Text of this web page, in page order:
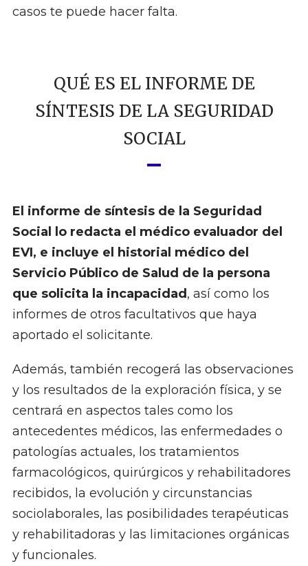
casos te puede hacer falta.
QUÉ ES EL INFORME DE
SÍNTESIS DE LA SEGURIDAD
SOCIAL
El informe de síntesis de la Seguridad
Social lo redacta el médico evaluador del
EVI, e incluye el historial médico del
Servicio Público de Salud de la persona
que solicita la incapacidad , así como los
informes de otros facultativos que haya
aportado el solicitante.
Además, también recogerá las observaciones
y los resultados de la exploración física, y se
centrará en aspectos tales como los
antecedentes médicos, las enfermedades o
patologías actuales, los tratamientos
farmacológicos, quirúrgicos y rehabilitadores
recibidos, la evolución y circunstancias
sociolaborales, las posibilidades terapéuticas
y rehabilitadoras y las limitaciones orgánicas
y funcionales.